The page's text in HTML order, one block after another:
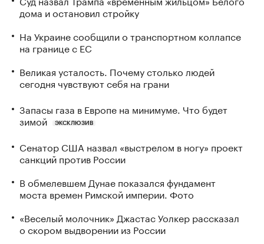
дома и остановил стройку
На Украине сообщили о транспортном коллапсе
на границе с ЕС
Великая усталость. Почему столько людей
сегодня чувствуют себя на грани
Запасы газа в Европе на минимуме. Что будет
зимой
ЭКСКЛЮЗИВ
Сенатор США назвал «выстрелом в ногу» проект
санкций против России
В обмелевшем Дунае показался фундамент
моста времен Римской империи. Фото
«Веселый молочник» Джастас Уолкер рассказал
о скором выдворении из России